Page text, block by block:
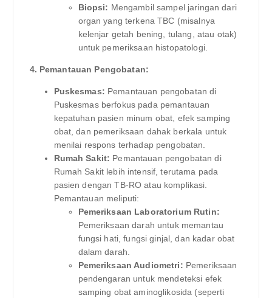
Biopsi: Mengambil sampel jaringan dari
organ yang terkena TBC (misalnya
kelenjar getah bening, tulang, atau otak)
untuk pemeriksaan histopatologi.
4. Pemantauan Pengobatan:
Puskesmas: Pemantauan pengobatan di
Puskesmas berfokus pada pemantauan
kepatuhan pasien minum obat, efek samping
obat, dan pemeriksaan dahak berkala untuk
menilai respons terhadap pengobatan.
Rumah Sakit: Pemantauan pengobatan di
Rumah Sakit lebih intensif, terutama pada
pasien dengan TB-RO atau komplikasi.
Pemantauan meliputi:
Pemeriksaan Laboratorium Rutin:
Pemeriksaan darah untuk memantau
fungsi hati, fungsi ginjal, dan kadar obat
dalam darah.
Pemeriksaan Audiometri: Pemeriksaan
pendengaran untuk mendeteksi efek
samping obat aminoglikosida (seperti